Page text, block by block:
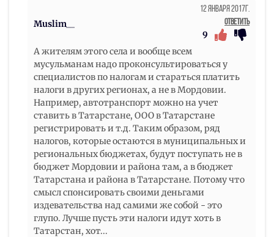
Muslim__
12 Января 2017г.
Ответить
9
А жителям этого села и вообще всем
мусульманам надо проконсультироваться у
специалистов по налогам и стараться платить
налоги в других регионах, а не в Мордовии.
Например, автотранспорт можно на учет
ставить в Татарстане, ООО в Татарстане
регистрировать и т.д. Таким образом, ряд
налогов, которые остаются в муниципальных и
региональных бюджетах, будут поступать не в
бюджет Мордовии и района там, а в бюджет
Татарстана и района в Татарстане. Потому что
смысл спонсировать своими деньгами
издевательства над самими же собой - это
глупо. Лучше пусть эти налоги идут хоть в
Татарстан, хот...